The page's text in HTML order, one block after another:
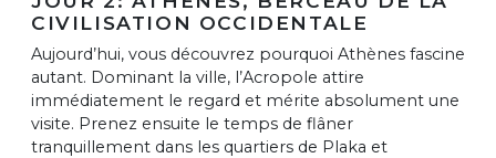
CIVILISATION OCCIDENTALE
Aujourd’hui, vous découvrez pourquoi Athènes fascine
autant. Dominant la ville, l’Acropole attire
immédiatement le regard et mérite absolument une
visite. Prenez ensuite le temps de flâner
tranquillement dans les quartiers de Plaka et